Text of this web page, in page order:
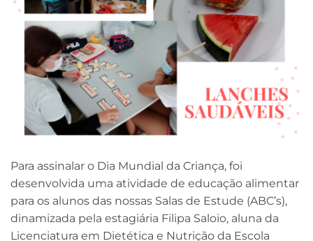
Para assinalar o Dia Mundial da Criança, foi
desenvolvida uma atividade de educação alimentar
para os alunos das nossas Salas de Estude (ABC’s),
dinamizada pela estagiária Filipa Saloio, aluna da
Licenciatura em Dietética e Nutrição da Escola